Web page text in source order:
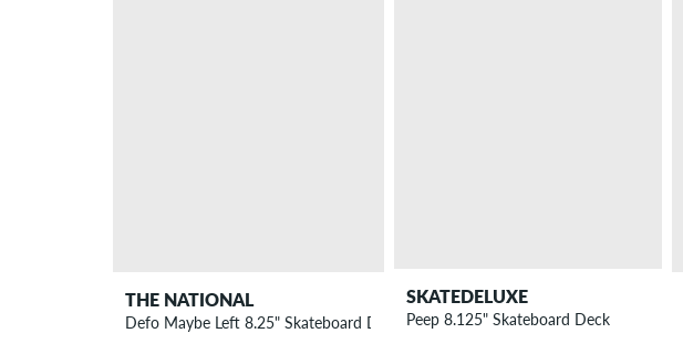
THE NATIONAL
Defo Maybe Left 8.25" Skateboard Deck
SKATEDELUXE
Peep 8.125" Skateboard Deck